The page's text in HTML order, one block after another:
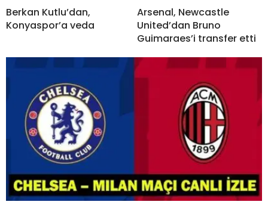
Berkan Kutlu’dan,
Konyaspor’a veda
Arsenal, Newcastle
United’dan Bruno
Guimaraes’i transfer etti